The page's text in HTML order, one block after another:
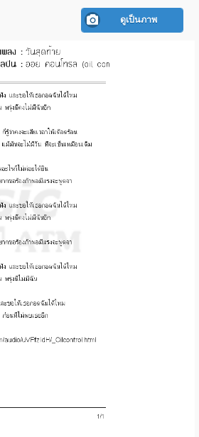
ดูเป็นภาพ